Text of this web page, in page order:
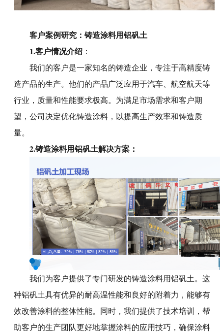
客户案例研究：铸造涂料用铝矾土
1.客户情况介绍 ：
我们的客户是一家知名的铸造企业，专注于高精度铸
造产品的生产。他们的产品广泛应用于汽车、航空航天等
行业，质量和性能要求极高。为满足市场需求和客户期
望，公司决定优化铸造涂料，以提高生产效率和铸造质
量。
2.铸造涂料用铝矾土解决方案 ：
我们为客户提供了专门研发的铸造涂料用铝矾土。这
种铝矾土具有优异的耐高温性能和良好的附着力，能够有
效改善涂料的整体性能。同时，我们提供了技术培训，帮
助客户的生产团队更好地掌握涂料的应用技巧，确保涂料